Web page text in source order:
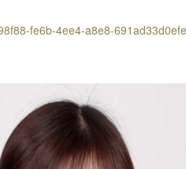
fe6b-4ee4-a8e8-